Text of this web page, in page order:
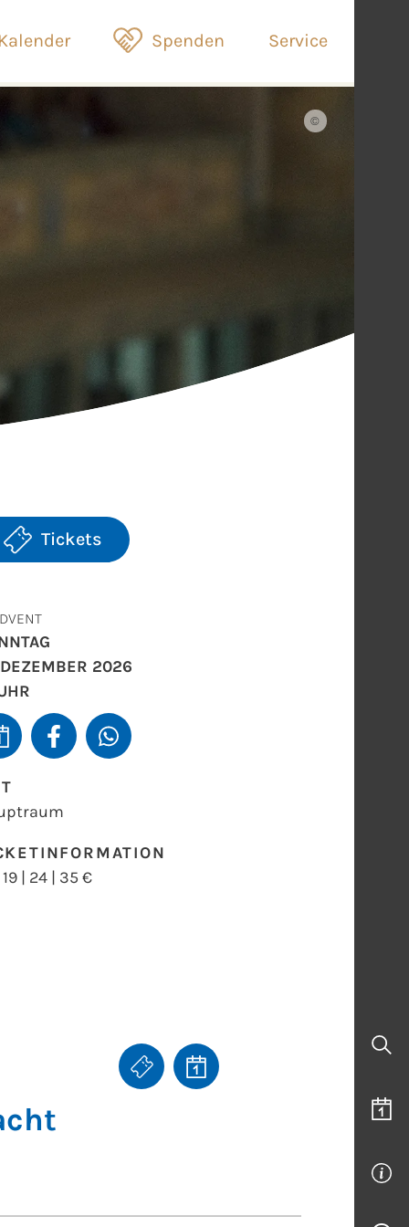
Spenden Service
©
Tickets
2026
19 | 24 | 35 €